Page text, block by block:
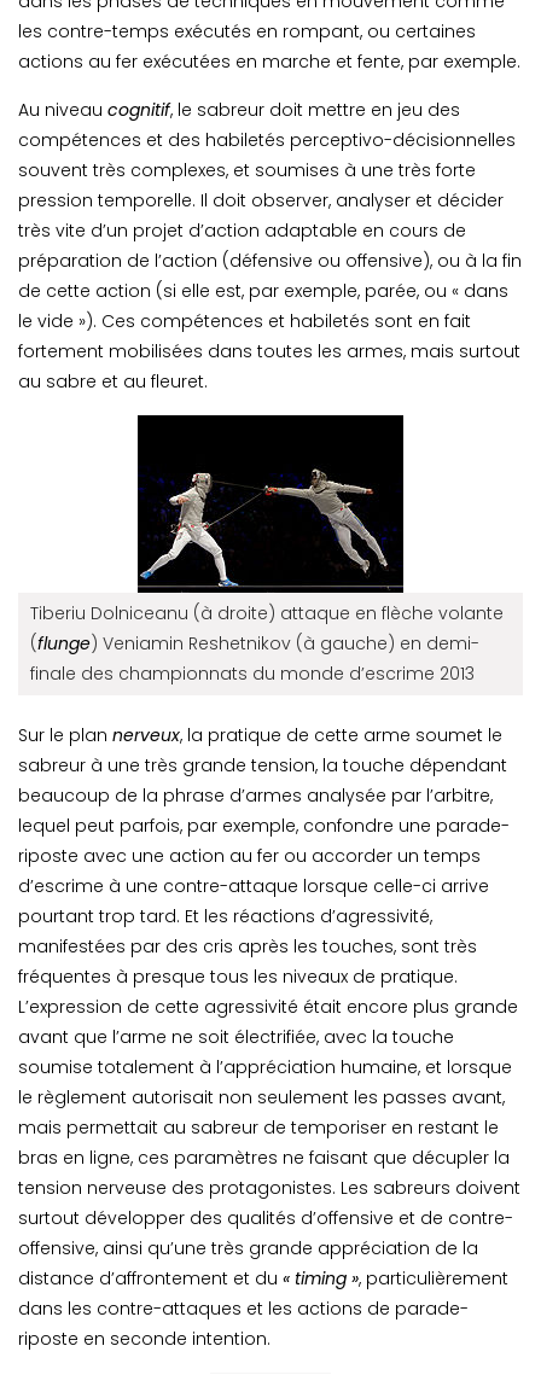
les contre-temps exécutés en rompant, ou certaines
actions au fer exécutées en marche et fente, par exemple.
Au niveau cognitif, le sabreur doit mettre en jeu des
compétences et des habiletés perceptivo-décisionnelles
souvent très complexes, et soumises à une très forte
pression temporelle. Il doit observer, analyser et décider
très vite d’un projet d’action adaptable en cours de
préparation de l’action (défensive ou offensive), ou à la fin
de cette action (si elle est, par exemple, parée, ou « dans
le vide »). Ces compétences et habiletés sont en fait
fortement mobilisées dans toutes les armes, mais surtout
au sabre et au fleuret.
Tiberiu Dolniceanu (à droite) attaque en flèche volante
(flunge) Veniamin Reshetnikov (à gauche) en demi-
finale des championnats du monde d’escrime 2013
Sur le plan nerveux, la pratique de cette arme soumet le
sabreur à une très grande tension, la touche dépendant
beaucoup de la phrase d’armes analysée par l’arbitre,
lequel peut parfois, par exemple, confondre une parade-
riposte avec une action au fer ou accorder un temps
d’escrime à une contre-attaque lorsque celle-ci arrive
pourtant trop tard. Et les réactions d’agressivité,
manifestées par des cris après les touches, sont très
fréquentes à presque tous les niveaux de pratique.
L’expression de cette agressivité était encore plus grande
avant que l’arme ne soit électrifiée, avec la touche
soumise totalement à l’appréciation humaine, et lorsque
le règlement autorisait non seulement les passes avant,
mais permettait au sabreur de temporiser en restant le
bras en ligne, ces paramètres ne faisant que décupler la
tension nerveuse des protagonistes. Les sabreurs doivent
surtout développer des qualités d’offensive et de contre-
offensive, ainsi qu’une très grande appréciation de la
distance d’affrontement et du « timing », particulièrement
dans les contre-attaques et les actions de parade-
riposte en seconde intention.